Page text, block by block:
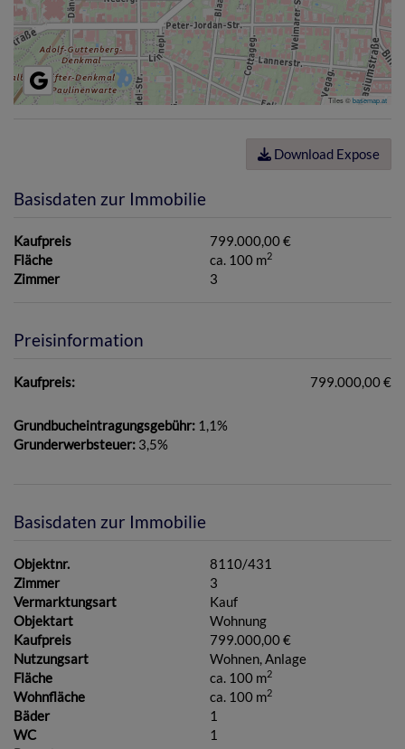
Tiles ©basemap.at
Download Expose
Basisdaten zur Immobilie
Kaufpreis
799.000,00 €
Fläche
ca. 100 m2
Zimmer 3
Preisinformation
Kaufpreis: 799.000,00 €
Grundbucheintragungsgebühr: 1,1%
Grunderwerbsteuer: 3,5%
Basisdaten zur Immobilie
Objektnr.
8110/431
Zimmer
3
Vermarktungsart
Kauf
Objektart
Wohnung
Kaufpreis
799.000,00 €
Nutzungsart
Wohnen Anlage
Fläche
ca. 100 m2
Wohnfläche ca. 100 m2
Bäder
1
WC
1